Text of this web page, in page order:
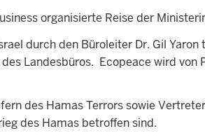
organisierte Reise der
durch den Büroleiter Dr. Gil
Landesbüros. Ecopeace wird
des Hamas Terrors sowie
des Hamas betroffen sind.